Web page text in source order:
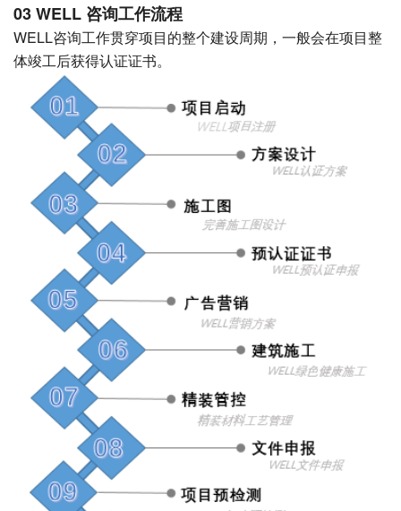
03 WELL 咨询工作流程
WELL咨询工作贯穿项目的整个建设周期，一般会在项目整
体竣工后获得认证证书。